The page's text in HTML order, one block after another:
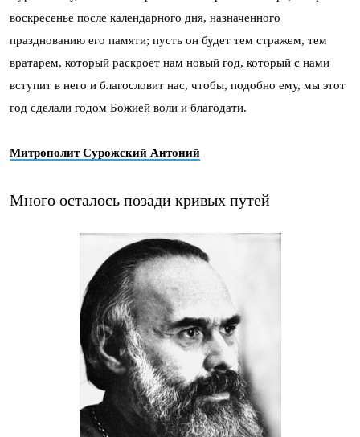
воскресенье после календарного дня, назначенного
празднованию его памяти; пусть он будет тем стражем, тем
вратарем, который раскроет нам новый год, который с нами
вступит в него и благословит нас, чтобы, подобно ему, мы этот
год сделали годом Божией воли и благодати.
Митрополит Сурожский Антоний
Много осталось позади кривых путей